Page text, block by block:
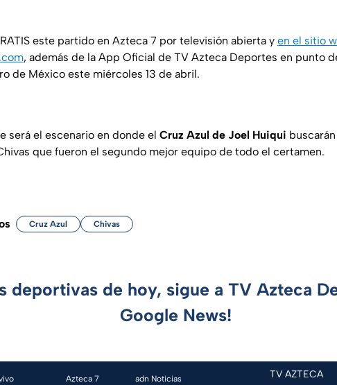
este partido en Azteca 7 por televisión abierta y en el sitio
, además de la App Oficial de TV Azteca Deportes en punto
de México este miércoles 13 de abril.
será el escenario en donde el Cruz Azul de Joel Huiqui
que fueron el segundo mejor equipo de todo el certamen.
Cruz Azul Chivas
deportivas de hoy, sigue a TV Azteca
Google News!
Azteca 7 adn Noticias TV AZTECA